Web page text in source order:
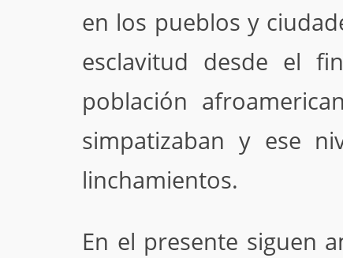
en los pueblos y
esclavitud desde el
población
simpatizaban y ese
linchamientos.
En el presente siguen